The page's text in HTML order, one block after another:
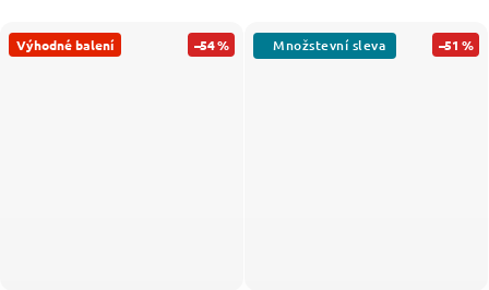
Výhodné balení –54 % –51 %